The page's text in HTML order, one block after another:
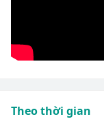
Theo thời gian